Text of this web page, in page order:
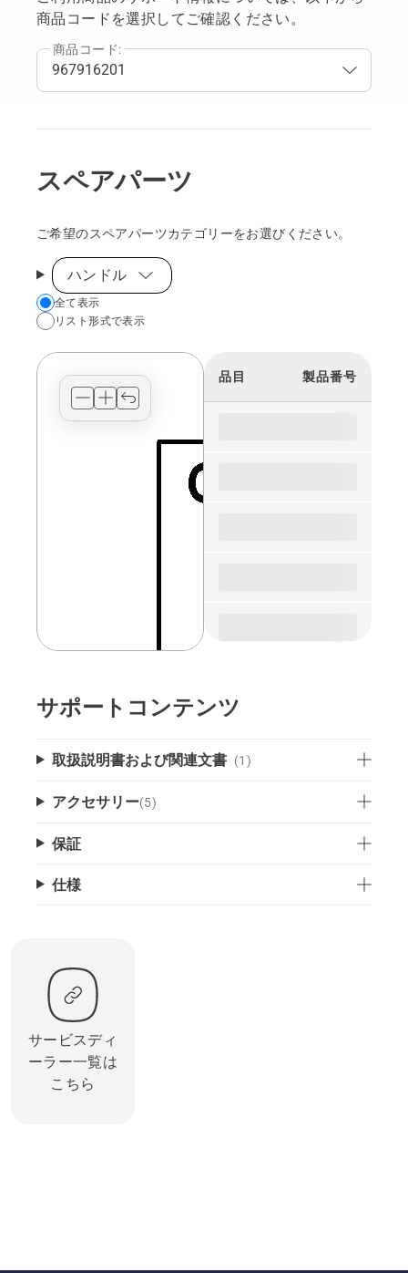
商品コードを選択してご確認ください。
商品コード:
スペアパーツ
ご希望のスペアパーツカテゴリーをお選びください。
ハンドル
Choose
your
view
全て表示
リスト形式で表示
品目 製品番号
サポートコンテンツ
取扱説明書および関連文書 (1)
アクセサリー(5)
保証
仕様
サービスディ
ーラー一覧は
こちら